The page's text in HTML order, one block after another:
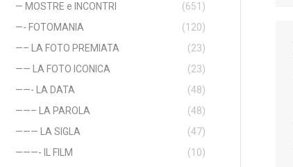
— MOSTRE e INCONTRI
(651)
—- FOTOMANIA
(120)
—– LA FOTO PREMIATA
(23)
—— LA FOTO ICONICA
(23)
——- LA DATA
(48)
——– LA PAROLA
(48)
——— LA SIGLA
(47)
———- IL FILM
(10)